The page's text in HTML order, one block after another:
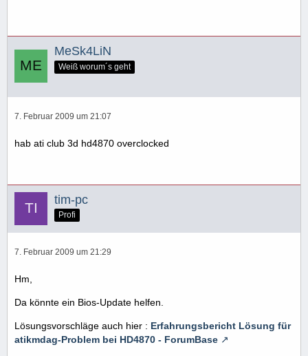
MeSk4LiN
Weiß worum´s geht
7. Februar 2009 um 21:07
hab ati club 3d hd4870 overclocked
tim-pc
Profi
7. Februar 2009 um 21:29
Hm,
Da könnte ein Bios-Update helfen.
Lösungsvorschläge auch hier : Erfahrungsbericht Lösung für
atikmdag-Problem bei HD4870 - ForumBase